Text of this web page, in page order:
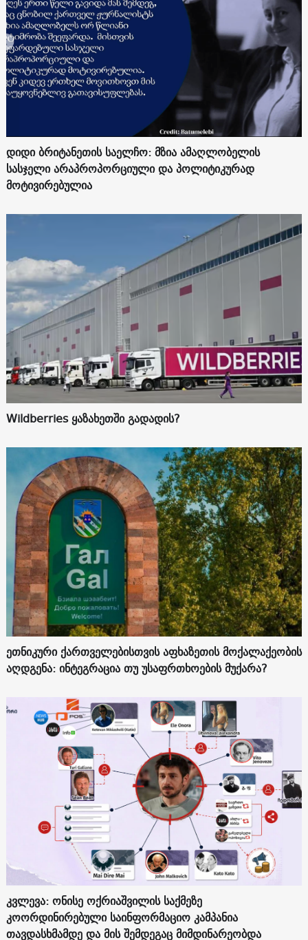
დიდი ბრიტანეთის საელჩო: მზია ამაღლობელის
სასჯელი არაპროპორციული და პოლიტიკურად
მოტივირებულია
Wildberries ყაზახეთში გადადის?
ეთნიკური ქართველებისთვის აფხაზეთის მოქალაქეობის
აღდგენა: ინტეგრაცია თუ უსაფრთხოების მუქარა?
კვლევა: ონისე ოქრიაშვილის საქმეზე
კოორდინირებული საინფორმაციო კამპანია
თავდასხმამდე და მის შემდეგაც მიმდინარეობდა